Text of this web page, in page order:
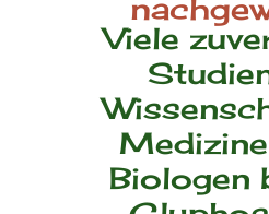
Viele
Biologen